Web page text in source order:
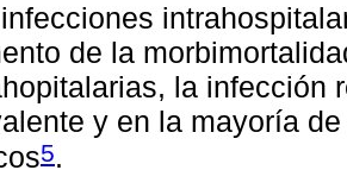
de la
la infección
y en la mayoría
5.